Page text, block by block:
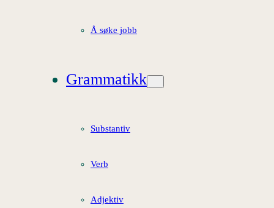
Å søke jobb
Grammatikk
Substantiv
Verb
Adjektiv